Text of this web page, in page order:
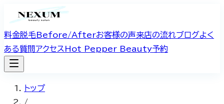
料金脱毛Before/Afterお客様の声来店の流れブログよく
ある質問アクセス Hot Pepper Beauty予約
トップ
/